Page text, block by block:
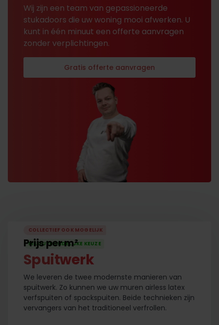
Wij zijn een team van gepassioneerde
stukadoors die uw woning mooi afwerken. U
kunt in één minuut een offerte aanvragen
zonder verplichtingen.
Gratis offerte aanvragen
Prijs per m²
Spuitwerk
We leveren de twee modernste manieren van
spuitwerk. Zo kunnen we uw muren airless latex
verfspuiten of spackspuiten. Beide technieken zijn
vervangers van het traditioneel verfrollen.
COLLECTIEF OOK MOGELIJK
MILIEUVRIENDELIJKE KEUZE